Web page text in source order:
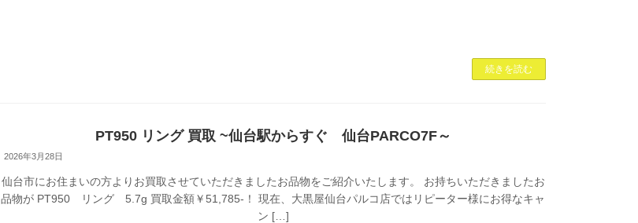
続きを読む
PT950 リング 買取 ~仙台駅からすぐ 仙台PARCO7F～
2026年3月28日
仙台市にお住まいの方よりお買取させていただきましたお品物をご紹介いたします。 お持ちいただきましたお
品物が PT950 リング 5.7g 買取金額￥51,785-！ 現在、大黒屋仙台パルコ店ではリピーター様にお得なキャ
ン […]